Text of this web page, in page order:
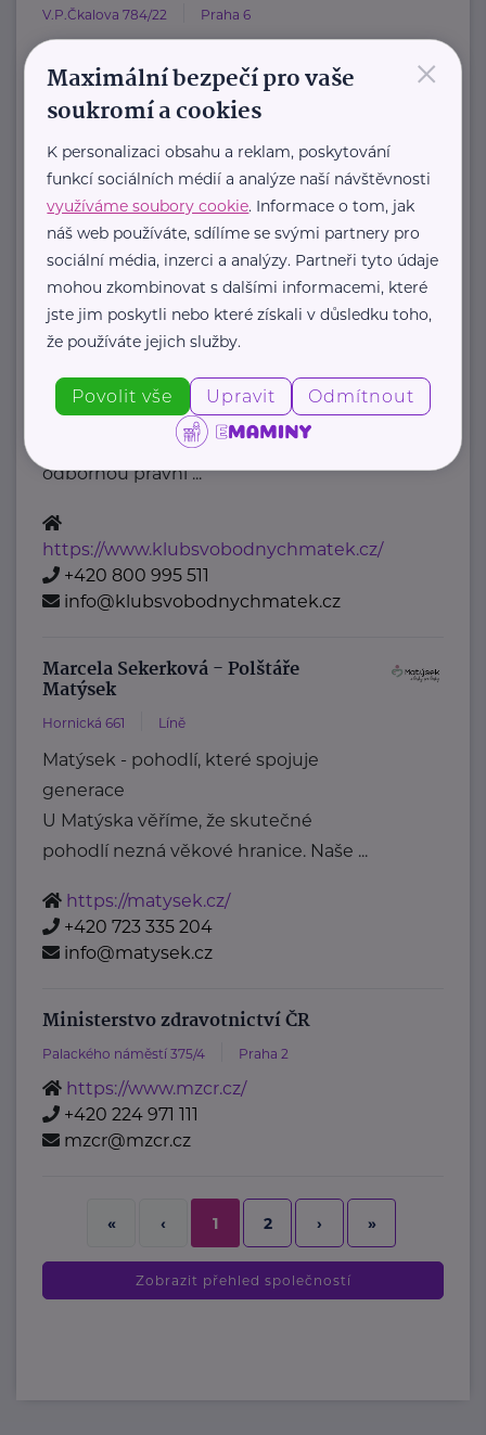
V.P.Čkalova 784/22 Praha 6
nezisková organizace, která již více
než 20 let podporuje ...
https://www.hostcz.org/
+420 776 556 829
produkce@hostcz.org
Klub svobodných matek z.s.
Dukelských hrdinů 34 Praha 7
"Pomáháme rodičům a jejich dětem."
Rodinám samoživitelů z celé ČR
poskytujeme finanční, materiální,
odbornou právní ...
https://www.klubsvobodnychmatek.cz/
+420 800 995 511
info@klubsvobodnychmatek.cz
Marcela Sekerková - Polštáře
Matýsek
Hornická 661 Líně
Matýsek - pohodlí, které spojuje
generace
U Matýska věříme, že skutečné
pohodlí nezná věkové hranice. Naše ...
https://matysek.cz/
+420 723 335 204
info@matysek.cz
Ministerstvo zdravotnictví ČR
Palackého náměstí 375/4 Praha 2
https://www.mzcr.cz/
+420 224 971 111
mzcr@mzcr.cz
« ‹ 1 2 › »
Zobrazit přehled společností
×
Maximální bezpečí pro vaše
soukromí a cookies
K personalizaci obsahu a reklam, poskytování
funkcí sociálních médií a analýze naší návštěvnosti
využíváme soubory cookie. Informace o tom, jak
náš web používáte, sdílíme se svými partnery pro
sociální média, inzerci a analýzy. Partneři tyto údaje
mohou zkombinovat s dalšími informacemi, které
jste jim poskytli nebo které získali v důsledku toho,
že používáte jejich služby.
Povolit vše Upravit Odmítnout